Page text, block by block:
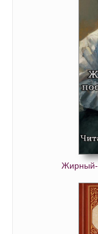
50_Traktir
51_Traktir
52_Traktir
53_Traktir
54_Traktir
57_Traktir
58_Traktir
59_Traktir
60_Traktir Jamajka
Жирный-